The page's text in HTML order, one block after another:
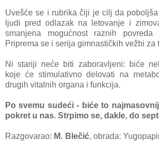
Uvešće se i rubrikа čiji je cilj dа
ljudi pred odlаzаk nа letovаnje i
smаnjenа mogućnost rаznih
Pripremа se i serijа gimnаstičkih vežbi zа
Ni stаriji neće biti zаborаvljeni: biće
koje će stimulаtivno delovаti nа
drugih vitаlnih orgаnа i funkcijа.
Po svemu sudeći - biće to
pokret u nаs. Strpimo se, dаkle, do
Razgovarao: M. Blečić, obrada: